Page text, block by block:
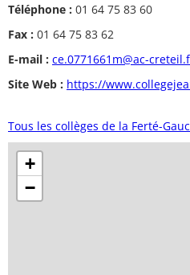
Téléphone : 01 64 75 83 60
Fax : 01 64 75 83 62
E-mail : ce.0771661m@ac-
Site Web : https://
Tous les collèges de la Ferté-
+
−